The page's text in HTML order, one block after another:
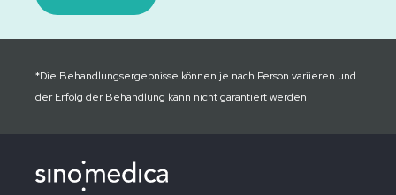
*Die Behandlungsergebnisse können je nach Person variieren und
der Erfolg der Behandlung kann nicht garantiert werden.